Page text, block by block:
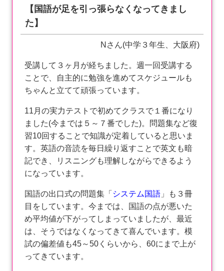
【国語が足を引っ張らなくなってきまし
た】
Nさん(中学３年生、大阪府)
受講して３ヶ月が経ちました。週一回受講する
ことで、自主的に勉強を進めてスケジュールも
ちゃんと立てて頑張っています。
11月の実力テストで初めてクラスで１番になり
ました(今までは５～７番でした)。問題集など復
習10回することで知識が定着していると思いま
す。英語の音読を毎日繰り返すことで英文も暗
記でき、リスニングも理解しながらできるよう
になっています。
国語の出口式の問題集「 システム国語 」も３冊
目をしています。今までは、国語の点が悪いた
め平均値が下がってしまっていましたが、最近
は、そうではなくなってきて喜んでいます。模
試の偏差値も45～50くらいから、60にまで上が
ってきています。